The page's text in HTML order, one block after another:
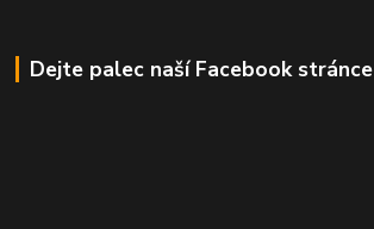
Dejte palec naší Facebook stránce